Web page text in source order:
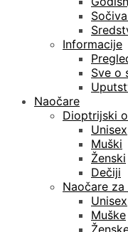
Informacije
Sve o
Naočare
Dioptrijski
Unisex
Muški
Ženski
Dečiji
Naočare za
Unisex
Muške